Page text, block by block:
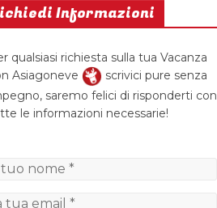
Informazioni
qualsiasi richiesta sulla tua Vacanza
Asiagoneve
scrivici pure senza
saremo felici di risponderti con
le informazioni necessarie!